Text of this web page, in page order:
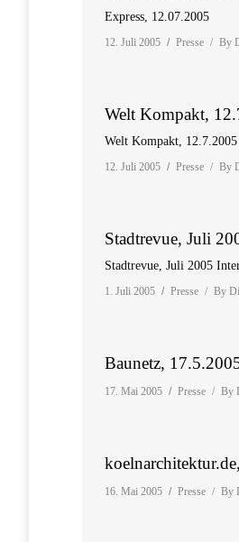
Express, 12.07.2005
12. Juli 2005 Presse By
Welt Kompakt,
Welt Kompakt, 12.7.2005
12. Juli 2005 Presse By
Stadtrevue, Juli
Stadtrevue, Juli 2005
1. Juli 2005 Presse By
Baunetz,
17. Mai 2005 Presse By
16. Mai 2005 Presse By